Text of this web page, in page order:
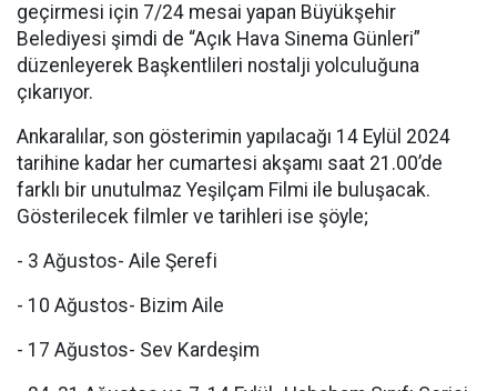
geçirmesi için 7/24 mesai yapan Büyükşehir
Belediyesi şimdi de “Açık Hava Sinema Günleri”
düzenleyerek Başkentlileri nostalji yolculuğuna
çıkarıyor.
Ankaralılar, son gösterimin yapılacağı 14 Eylül 2024
tarihine kadar her cumartesi akşamı saat 21.00’de
farklı bir unutulmaz Yeşilçam Filmi ile buluşacak.
Gösterilecek filmler ve tarihleri ise şöyle;
- 3 Ağustos- Aile Şerefi
- 10 Ağustos- Bizim Aile
- 17 Ağustos- Sev Kardeşim